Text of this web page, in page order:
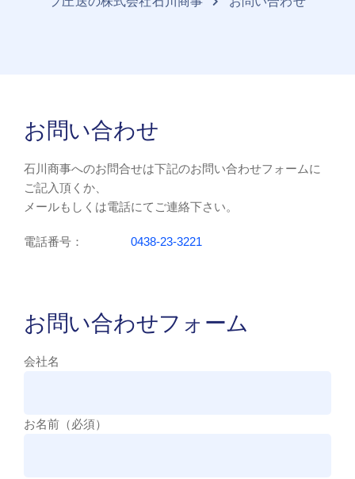
お問い合わせ
石川商事へのお問合せは下記のお問い合わせフォームに
ご記入頂くか、
メールもしくは電話にてご連絡下さい。
電話番号： 0438-23-3221
お問い合わせフォーム
会社名
お名前（必須）